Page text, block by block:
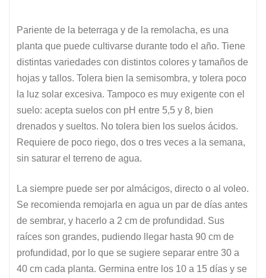
Pariente de la beterraga y de la remolacha, es una
planta que puede cultivarse durante todo el año. Tiene
distintas variedades con distintos colores y tamaños de
hojas y tallos. Tolera bien la semisombra, y tolera poco
la luz solar excesiva. Tampoco es muy exigente con el
suelo: acepta suelos con pH entre 5,5 y 8, bien
drenados y sueltos. No tolera bien los suelos ácidos.
Requiere de poco riego, dos o tres veces a la semana,
sin saturar el terreno de agua.
La siempre puede ser por almácigos, directo o al voleo.
Se recomienda remojarla en agua un par de días antes
de sembrar, y hacerlo a 2 cm de profundidad. Sus
raíces son grandes, pudiendo llegar hasta 90 cm de
profundidad, por lo que se sugiere separar entre 30 a
40 cm cada planta. Germina entre los 10 a 15 días y se